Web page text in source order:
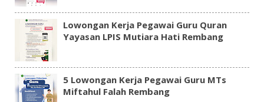
Lowongan Kerja Pegawai Guru Quran
Yayasan LPIS Mutiara Hati Rembang
5 Lowongan Kerja Pegawai Guru MTs
Miftahul Falah Rembang